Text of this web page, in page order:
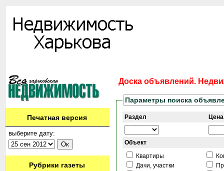
Печатная версия
выберите дату:
Рубрики газеты
Доска объявлений.
Параметры поиска
Раздел
Объект
Квартиры
Дачи, участки